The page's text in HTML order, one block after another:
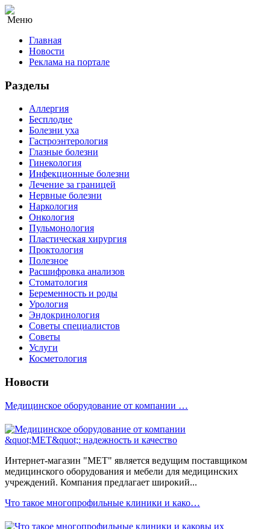
Меню
Главная
Новости
Реклама на портале
Разделы
Аллергия
Бесплодие
Болезни уха
Гастроэнтерология
Глазные болезни
Гинекология
Инфекционные болезни
Лечение за границей
Нервные болезни
Наркология
Онкология
Пульмонология
Пластическая хирургия
Проктология
Полезное
Расшифровка анализов
Стоматология
Беременность и роды
Урология
Эндокринология
Советы специалистов
Советы
Услуги
Косметология
Новости
Медицинское оборудование от компании …
Интернет-магазин "МЕТ" является ведущим поставщиком
медицинского оборудования и мебели для медицинских
учреждений. Компания предлагает широкий...
Что такое многопрофильные клиники и како…